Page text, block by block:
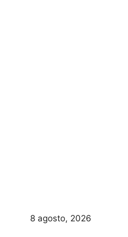
8 agosto, 2026